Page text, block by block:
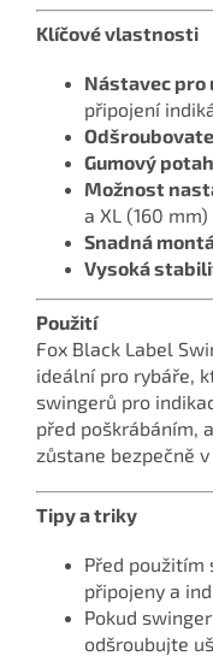
Klíčové vlastnosti
Nástavec pro
připojení
Gumový
Možnost
a XL (160 mm)
Snadná
Vysoká
Použití
Fox Black Label
ideální pro rybáře,
swingerů pro
před poškrábáním,
zůstane bezpečně
Tipy a triky
Před použitím
připojeny a
Pokud
odšroubujte